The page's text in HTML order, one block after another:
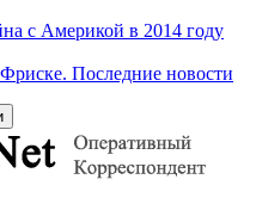
с Америкой в 2014 году
Последние новости